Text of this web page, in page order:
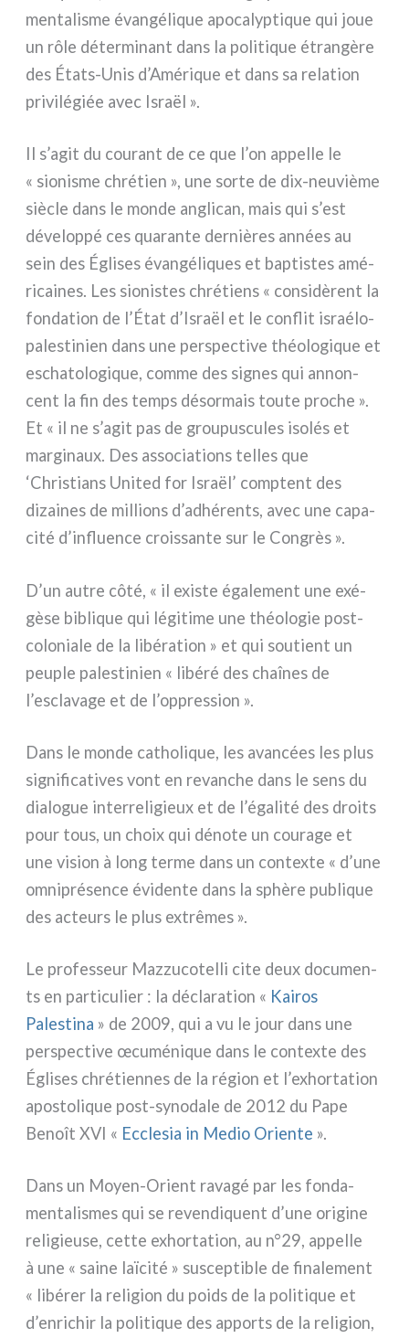
men­ta­li­sme évan­gé­li­que apo­ca­lyp­ti­que qui joue
un rôle déter­mi­nant dans la poli­ti­que étran­gè­re
des États-Unis d’Amérique et dans sa rela­tion
pri­vi­lé­giée avec Israël ».
Il s’agit du cou­rant de ce que l’on appel­le le
« sio­ni­sme chré­tien », une sor­te de dix-neuvième
siè­cle dans le mon­de angli­can, mais qui s’est
déve­lop­pé ces qua­ran­te der­niè­res années au
sein des Églises évan­gé­li­ques et bap­ti­stes amé­
ri­cai­nes. Les sio­ni­stes chré­tiens « con­si­dè­rent la
fon­da­tion de l’État d’Israël et le con­flit israélo-
palestinien dans une per­spec­ti­ve théo­lo­gi­que et
escha­to­lo­gi­que, com­me des signes qui annon­
cent la fin des temps désor­mais tou­te pro­che ».
Et « il ne s’agit pas de grou­pu­scu­les iso­lés et
mar­gi­naux. Des asso­cia­tions tel­les que
‘Christians United for Israël’ comp­tent des
dizai­nes de mil­lions d’adhérents, avec une capa­
ci­té d’influence crois­san­te sur le Congrès ».
D’un autre côté, « il exi­ste éga­le­ment une exé­
gè­se bibli­que qui légi­ti­me une théo­lo­gie post-
coloniale de la libé­ra­tion » et qui sou­tient un
peu­ple pale­sti­nien « libé­ré des chaî­nes de
l’esclavage et de l’oppression ».
Dans le mon­de catho­li­que, les avan­cées les plus
signi­fi­ca­ti­ves vont en revan­che dans le sens du
dia­lo­gue inter­re­li­gieux et de l’égalité des droi­ts
pour tous, un choix qui déno­te un cou­ra­ge et
une vision à long ter­me dans un con­tex­te « d’une
omni­pré­sen­ce évi­den­te dans la sphè­re publi­que
des acteurs le plus extrê­mes ».
Le pro­fes­seur Mazzucotelli cite deux docu­men­
ts en par­ti­cu­lier : la décla­ra­tion « Kairos
Palestina » de 2009, qui a vu le jour dans une
per­spec­ti­ve œcu­mé­ni­que dans le con­tex­te des
Églises chré­tien­nes de la région et l’exhortation
apo­sto­li­que post-synodale de 2012 du Pape
Benoît XVI « Ecclesia in Medio Oriente ».
Dans un Moyen-Orient rava­gé par les fon­da­
men­ta­li­smes qui se reven­di­quent d’une ori­gi­ne
reli­gieu­se, cet­te exhor­ta­tion, au n°29, appel­le
à une « sai­ne laï­ci­té » suscep­ti­ble de fina­le­ment
« libé­rer la reli­gion du poids de la poli­ti­que et
d’enrichir la poli­ti­que des apports de la reli­gion,